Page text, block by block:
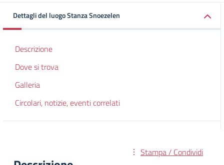
Dettagli del luogo Stanza Snoezelen
Descrizione
Dove si trova
Galleria
Circolari, notizie, eventi correlati
Stampa / Condividi